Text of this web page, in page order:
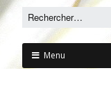
Menu